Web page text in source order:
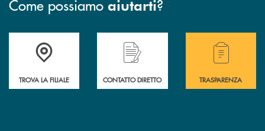
Come possiamo aiutarti?
Accedi all' elenco completo delle filiali della Bcc.
TROVA LA FILIALE
Hai bisogno di assistenza immediata?
CONTATTO DIRETTO
Hai bisogno di
TRASPARENZA